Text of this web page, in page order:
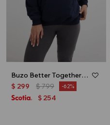
Buzo Better Together - Azul marino
$ 299 $799 62
$ 254